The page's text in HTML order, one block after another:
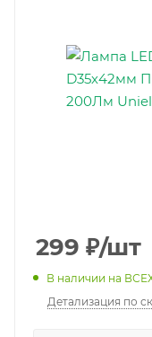
299 ₽/шт
В наличии на
Детализация по